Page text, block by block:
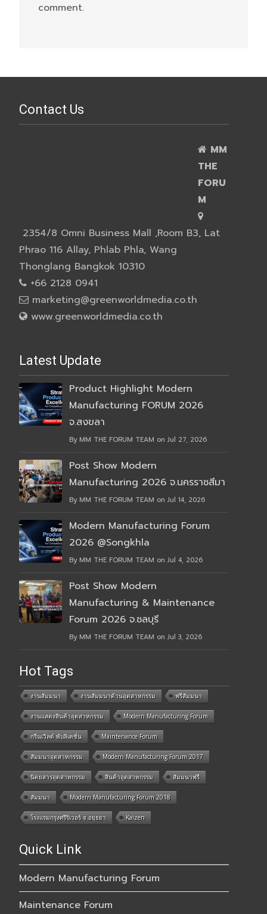
comment.
Contact Us
MM
THE
FORU
M
2354/8 Omni Business Mall ,Room B3, Lat
Phrao 116 Allay, Phlab Phla, Wang
Thonglang Bangkok 10310
+66 2128 0941
marketing@greenworldmedia.co.th
www.greenworldmedia.co.th
Latest Update
Product Highlight Modern
Manufacturing FORUM 2026
จ.สงขลา
By MM THE FORUM TEAM on Jul 27, 2026
Post Show Modern
Manufacturing 2026 จ.นครราชสีมา
By MM THE FORUM TEAM on Jul 14, 2026
Modern Manufacturing Forum
2026 @Songkhla
By MM THE FORUM TEAM on Jul 4, 2026
Post Show Modern
Manufacturing & Maintenance
Forum 2026 จ.ชลบุรี
By MM THE FORUM TEAM on Jul 3, 2026
Hot Tags
งานสัมมนา งานสัมมนาด้านอุตสาหกรรม ฟรีสัมมนา
งานแสดงสินค้าอุตสาหกรรม Modern Manufacturing Forum
กรีนเวิลด์ พับลิเคชั่น Maintenance Forum
สัมมนาอุตสาหกรรม Modern Manufacturing Forum 2017
นิตยสารอุตสาหกรรม สินค้าอุตสาหกรรม สัมมนาฟรี
สัมมนา Modern Manufacturing Forum 2018
โรงแรมกรุงศรีริเวอร์ จ.อยุธยา Kaizen
Quick Link
Modern Manufacturing Forum
Maintenance Forum